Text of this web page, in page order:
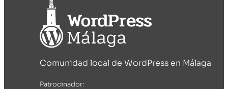
Comunidad local de WordPress en Málaga
Patrocinador: